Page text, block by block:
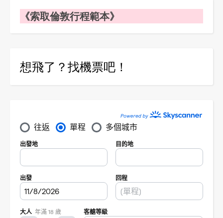
《索取倫敦行程範本》
想飛了？找機票吧！